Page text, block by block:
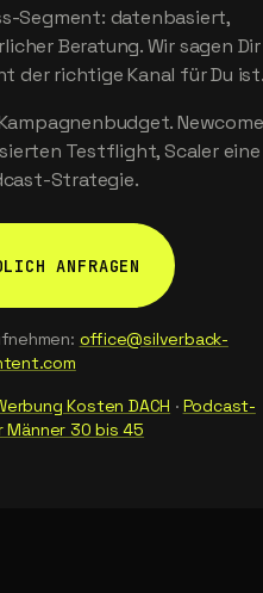
Segment: datenbasiert,
Beratung. Wir sagen Dir
der richtige Kanal für Du
Testflight, Scaler eine
Strategie.
ANFRAGEN
office@silverback-
Kosten DACH · Podcast-
Männer 30 bis 45